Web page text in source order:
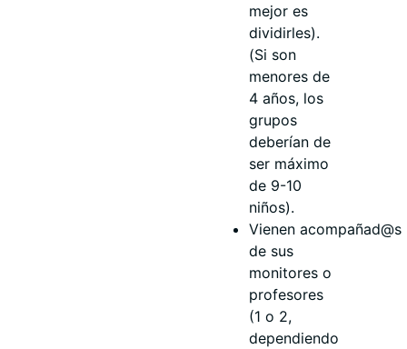
mejor es
dividirles).
(Si son
menores de
4 años, los
grupos
deberían de
ser máximo
de 9-10
niños).
Vienen acompañad@s
de sus
monitores o
profesores
(1 o 2,
dependiendo